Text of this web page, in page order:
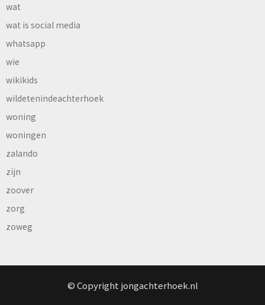
wat
wat is social media
whatsapp
wie
wikikids
wildetenindeachterhoek
woning
woningen
zalando
zijn
zoover
zorg
zoweg
© Copyright jongachterhoek.nl